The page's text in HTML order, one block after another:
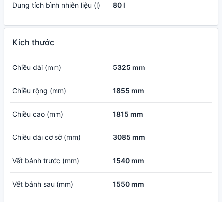
Dung tích bình nhiên liệu (l) 80 l
Kích thước
Chiều dài (mm) 5325 mm
Chiều rộng (mm) 1855 mm
Chiều cao (mm) 1815 mm
Chiều dài cơ sở (mm) 3085 mm
Vết bánh trước (mm) 1540 mm
Vết bánh sau (mm) 1550 mm